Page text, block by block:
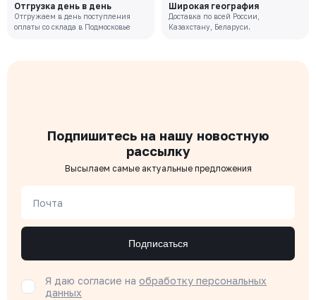
Отгрузка день в день
Отгружаем в день поступления
оплаты со склада в Подмосковье
Широкая география
Доставка по всей России,
Казахстану, Беларуси.
Подпишитесь на нашу новостную
рассылку
Высылаем самые актуальные предложения
Почта
Подписаться
Я даю согласие на обработку персональных
данных